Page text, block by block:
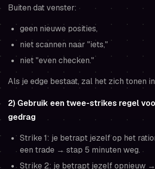
Buiten dat venster:
geen nieuwe posities,
niet scannen naar "iets,"
niet "even checken."
Als je edge bestaat, zal het zich tonen
2) Gebruik een twee-strikes regel
gedrag
Strike 1: je betrapt jezelf op het
een trade → stap 5 minuten weg.
Strike 2: je betrapt jezelf opnieuw →